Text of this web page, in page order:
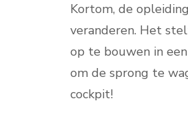
Kortom, de
veranderen. Het
op te bouwen in
om de sprong te
cockpit!